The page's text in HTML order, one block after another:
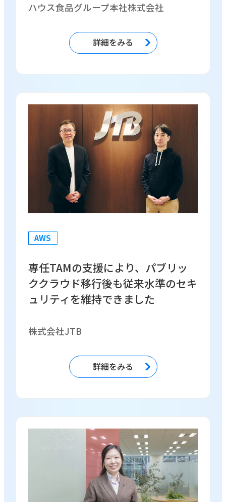
ハウス食品グループ本社株式会社
詳細をみる
AWS
専任TAMの支援により、パブリッ
ククラウド移行後も従来水準のセキ
ュリティを維持できました
株式会社JTB
詳細をみる